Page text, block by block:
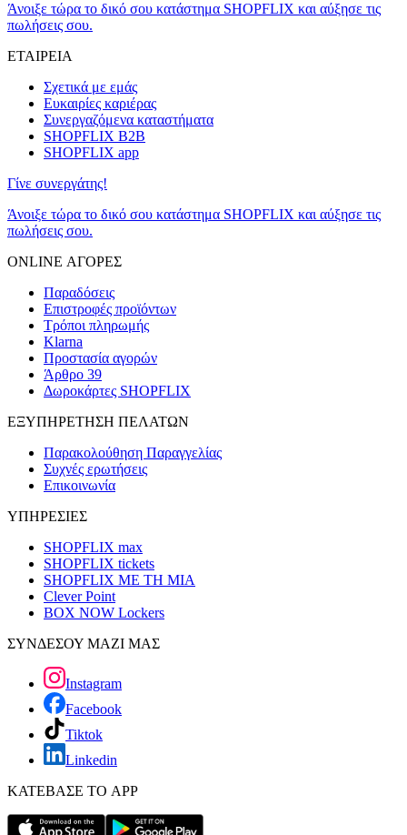
Άνοιξε τώρα το δικό σου κατάστημα SHOPFLIX και αύξησε τις
πωλήσεις σου.
ΕΤΑΙΡΕΙΑ
Σχετικά με εμάς
Ευκαιρίες καριέρας
Συνεργαζόμενα καταστήματα
SHOPFLIX B2B
SHOPFLIX app
Γίνε συνεργάτης!
Άνοιξε τώρα το δικό σου κατάστημα SHOPFLIX και αύξησε τις
πωλήσεις σου.
ONLINE ΑΓΟΡΕΣ
Παραδόσεις
Επιστροφές προϊόντων
Τρόποι πληρωμής
Klarna
Προστασία αγορών
Άρθρο 39
Δωροκάρτες SHOPFLIX
ΕΞΥΠΗΡΕΤΗΣΗ ΠΕΛΑΤΩΝ
Παρακολούθηση Παραγγελίας
Συχνές ερωτήσεις
Επικοινωνία
ΥΠΗΡΕΣΙΕΣ
SHOPFLIX max
SHOPFLIX tickets
SHOPFLIX ΜΕ ΤΗ ΜΙΑ
Clever Point
BOX NOW Lockers
ΣΥΝΔΕΣΟΥ ΜΑΖΙ ΜΑΣ
Instagram
Facebook
Tiktok
Linkedin
ΚΑΤΕΒΑΣΕ ΤΟ APP